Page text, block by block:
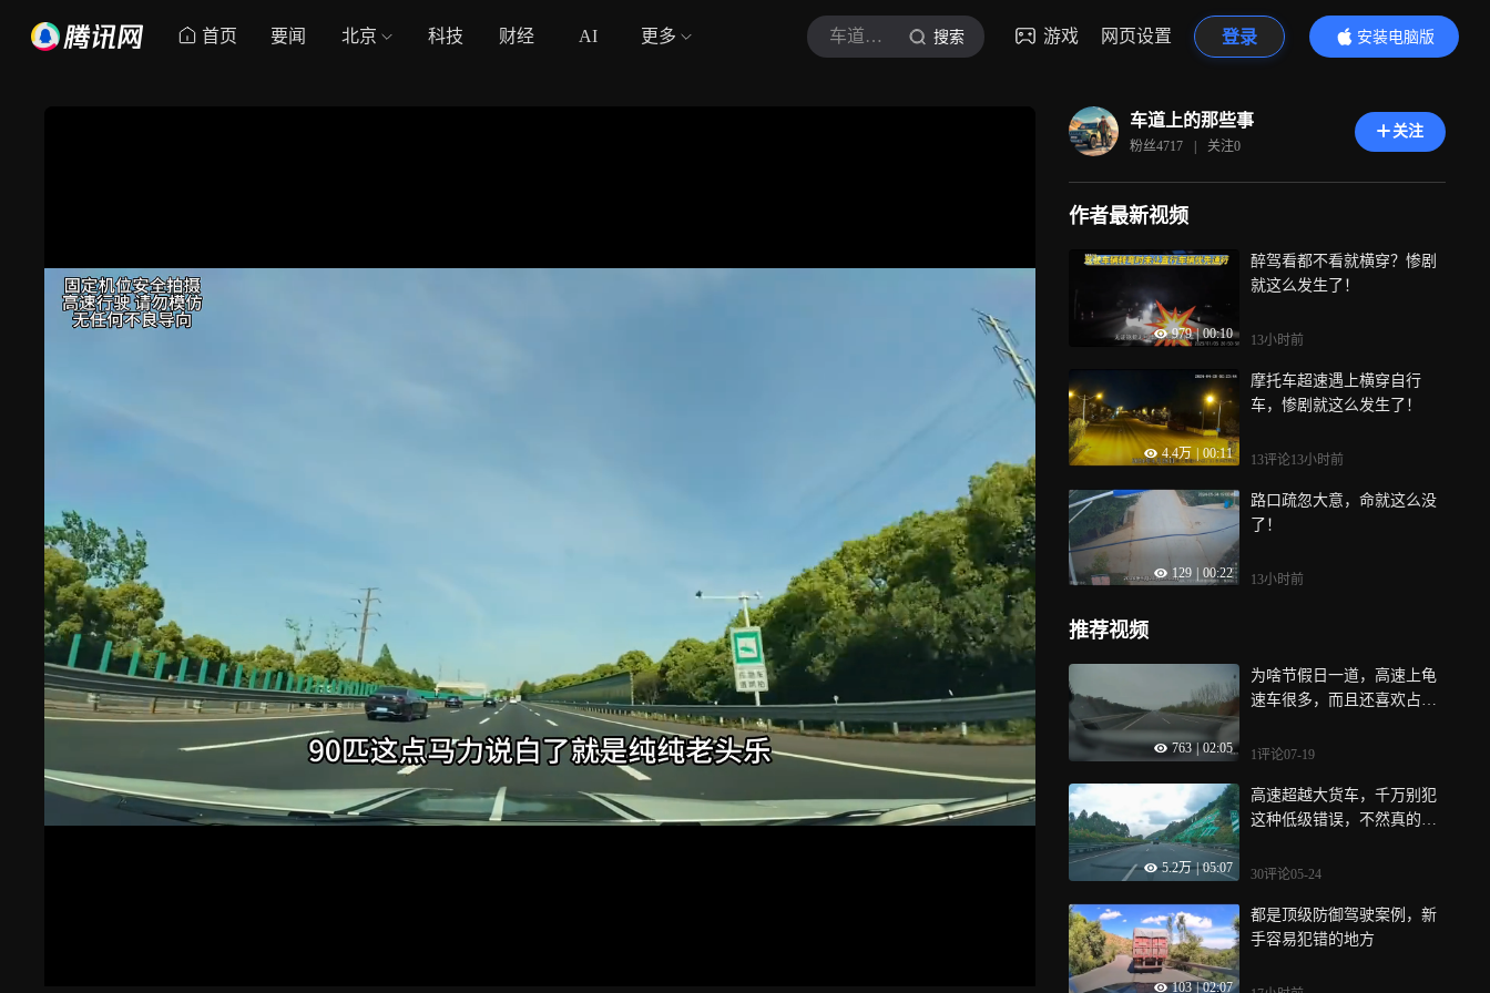
首页 要闻 北京 科技 财经 AI 更多 车道上的那些事 搜索 游戏 网页设置 登录
安装电脑版
内容更精彩
车道上的那些事
粉丝4717 | 关注0
关注
作者最新视频
979 | 00:10
醉驾看都不看就横穿？惨剧
就这么发生了！
13小时前
4.4万 00:11
摩托车超速遇上横穿自行
车，惨剧就这么发生了！
13评论13小时前
129 00:22
路口疏忽大意，命就这么没
了！
13小时前
推荐视频
763 | 02:05
为啥节假日一道，高速上龟
速车很多，而且还喜欢占用
1评论07-19
5.2万 | 05:07
高速超越大货车，千万别犯
这种低级错误，不然真的有
30评论05-24
103 | 02:07
都是顶级防御驾驶案例，新
手容易犯错的地方